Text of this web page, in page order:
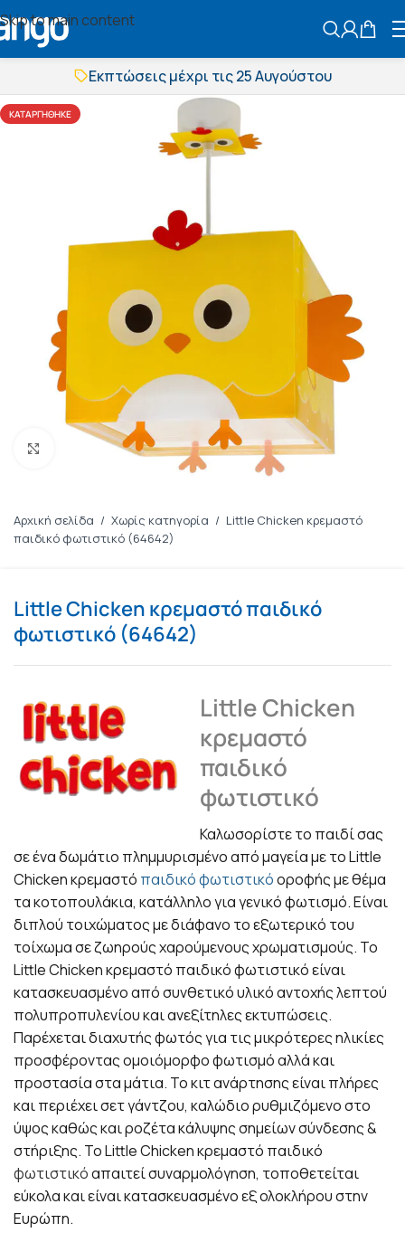
Skip to main content
Εκπτώσεις μέχρι τις 25 Αυγούστου
Δωρεάν μεταφορικά
BOXNOW αποστολή
Άμεση παράδοση
Εκπτώσεις μέχρι τις 25 Αυγούστου
Άμεση παράδοση
ΚΑΤΑΡΓΉΘΗΚΕ
Πατήστε για μεγέθυνση
Αρχική σελίδα / Χωρίς κατηγορία / Little Chicken κρεμαστό
παιδικό φωτιστικό (64642)
Little Chicken κρεμαστό παιδικό
φωτιστικό (64642)
Little Chicken
κρεμαστό
παιδικό
φωτιστικό
Καλωσορίστε το παιδί σας
σε ένα δωμάτιο πλημμυρισμένο από μαγεία με το Little
Chicken κρεμαστό παιδικό φωτιστικόοροφής με θέμα
τα κοτοπουλάκια, κατάλληλο για γενικό φωτισμό. Είναι
διπλού τοιχώματος με διάφανο το εξωτερικό του
τοίχωμα σε ζωηρούς χαρούμενους χρωματισμούς. Το
Little Chicken κρεμαστό παιδικό φωτιστικό είναι
κατασκευασμένο από συνθετικό υλικό αντοχής λεπτού
πολυπροπυλενίου και ανεξίτηλες εκτυπώσεις.
Παρέχεται διαχυτής φωτός για τις μικρότερες ηλικίες
προσφέροντας ομοιόμορφο φωτισμό αλλά και
προστασία στα μάτια. Το κιτ ανάρτησης είναι πλήρες
και περιέχει σετ γάντζου, καλώδιο ρυθμιζόμενο στο
ύψος καθώς και ροζέτα κάλυψης σημείων σύνδεσης &
στήριξης. Το Little Chicken κρεμαστό παιδικό
φωτιστικόαπαιτεί συναρμολόγηση, τοποθετείται
εύκολα και είναι κατασκευασμένο εξ ολοκλήρου στην
Ευρώπη.